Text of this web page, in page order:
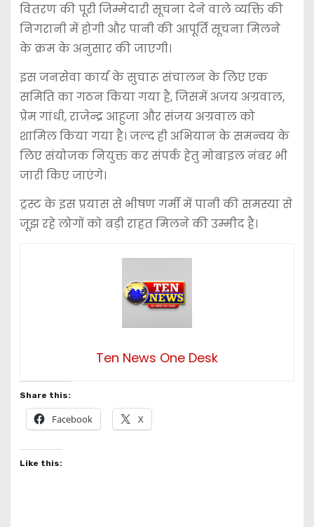
वितरण की पूरी जिम्मेदारी सूचना देने वाले व्यक्ति की
निगरानी में होगी और पानी की आपूर्ति सूचना मिलने
के क्रम के अनुसार की जाएगी।
इस जनसेवा कार्य के सुचारू संचालन के लिए एक
समिति का गठन किया गया है, जिसमें अजय अग्रवाल,
प्रेम गांधी, राजेन्द्र आहुजा और संजय अग्रवाल को
शामिल किया गया है। जल्द ही अभियान के समन्वय के
लिए संयोजक नियुक्त कर संपर्क हेतु मोबाइल नंबर भी
जारी किए जाएंगे।
ट्रस्ट के इस प्रयास से भीषण गर्मी में पानी की समस्या से
जूझ रहे लोगों को बड़ी राहत मिलने की उम्मीद है।
Ten News One Desk
Share this:
Facebook X
Like this: